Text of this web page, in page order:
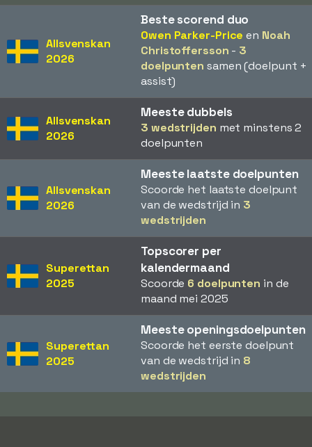
Allsvenskan
2026
Beste scorend duo
Owen Parker-Price en Noah
Christoffersson - 3
doelpunten samen (doelpunt +
assist)
Allsvenskan
2026
Meeste dubbels
3 wedstrijden met minstens 2
doelpunten
Allsvenskan
2026
Meeste laatste doelpunten
Scoorde het laatste doelpunt
van de wedstrijd in 3
wedstrijden
Superettan
2025
Topscorer per
kalendermaand
Scoorde 6 doelpunten in de
maand mei 2025
Superettan
2025
Meeste openingsdoelpunten
Scoorde het eerste doelpunt
van de wedstrijd in 8
wedstrijden